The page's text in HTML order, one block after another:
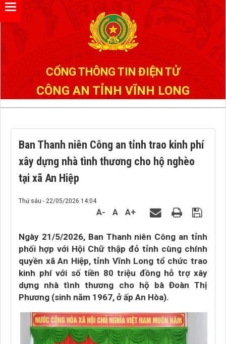
CỔNG THÔNG TIN ĐIỆN TỬ
CÔNG AN TỈNH VĨNH LONG
Ban Thanh niên Công an tỉnh trao kinh phí
xây dựng nhà tình thương cho hộ nghèo
tại xã An Hiệp
Thứ sáu - 22/05/2026 14:04
A- A A+
Ngày 21/5/2026, Ban Thanh niên Công an tỉnh
phối hợp với Hội Chữ thập đỏ tỉnh cùng chính
quyền xã An Hiệp, tỉnh Vĩnh Long tổ chức trao
kinh phí với số tiền 80 triệu đồng hỗ trợ xây
dựng nhà tình thương cho hộ bà Đoàn Thị
Phương (sinh năm 1967, ở ấp An Hòa).